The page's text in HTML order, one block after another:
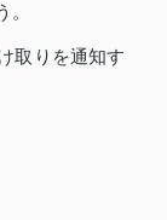
取りを通知す